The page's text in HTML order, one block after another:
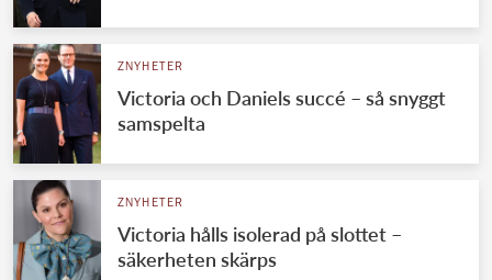
Jordanska kungahuset
Luxemburgska storhertighuset
Japanska kejsarhuset
Thailändska kungahuset
Marockanska kungahuset
ZNYHETER
Victoria och Daniels succé – så snyggt
samspelta
ZNYHETER
Victoria hålls isolerad på slottet –
säkerheten skärps